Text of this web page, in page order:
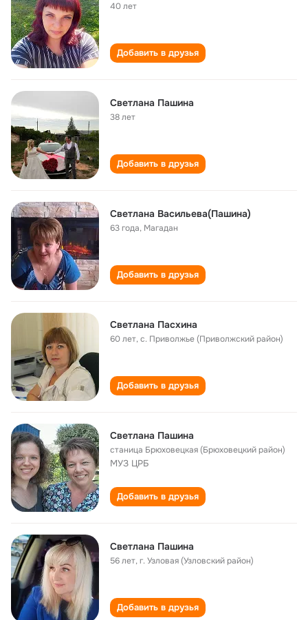
40 лет
Добавить в друзья
Светлана Пашина
38 лет
Добавить в друзья
Светлана Васильева(Пашина)
63 года, Магадан
Добавить в друзья
Светлана Пасхина
60 лет,с. Приволжье (Приволжский район)
Добавить в друзья
Светлана Пашина
станица Брюховецкая (Брюховецкий район)
МУЗ ЦРБ
Добавить в друзья
Светлана Пашина
56 лет,г. Узловая (Узловский район)
Добавить в друзья